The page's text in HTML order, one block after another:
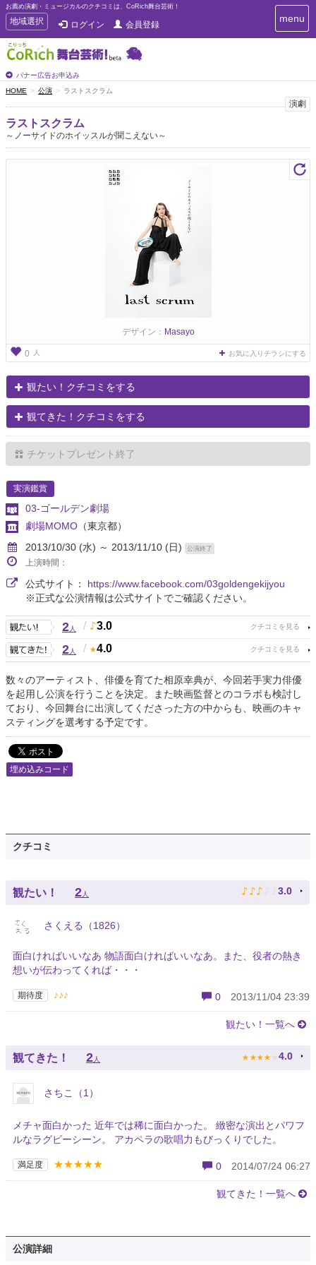
お薦め演劇・ミュージカルのクチコミは、CoRich舞台芸術！
T
o
g
g
e
n
a
v
i
地域選択 ログイン 会員登録
バナー広告お申込み
T
o
g
menu
HOME 公演 ラストスクラム
演劇
ラストスクラム
～ノーサイドのホイッスルが聞こえない～
デザイン： Masayo
0 人 お気に入りチラシにする
観たい！クチコミをする
観てきた！クチコミをする
チケットプレゼント終了
実演鑑賞
03-ゴールデン劇場
劇場MOMO （東京都）
2013/10/30 (水) ～ 2013/11/10 (日)
公演終了
上演時間：
公式サイト： https://www.facebook.com/03goldengekijyou
※正式な公演情報は公式サイトでご確認ください。
2人 / 3.0
2人 / 4.0
数々のアーティスト、俳優を育てた相原幸典が、今回若手実力俳優
を起用し公演を行うことを決定。また映画監督とのコラボも検討し
ており、今回舞台に出演してくださった方の中からも、映画のキャ
スティングを選考する予定です。
埋め込みコード
クチコミ
観たい！ 2人 ♪ ♪ ♪ ♪ ♪ 3.0
さくえる（1826）
面白ければいいなあ 物語面白ければいいなあ。また、役者の熱き
想いが伝わってくれば・・・
期待度 ♪♪♪ 0 2013/11/04 23:39
観たい！一覧へ
観てきた！ 2 人 ★ ★ ★ ★ ★ 4.0
さちこ（1）
メチャ面白かった 近年では稀に面白かった。 緻密な演出とパワフ
ルなラグビーシーン。 アカペラの歌唱力もびっくりでした。
満足度 ★★★★★ 0 2014/07/24 06:27
観てきた！一覧へ
公演詳細